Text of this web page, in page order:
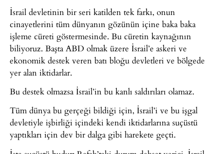
İsrail devletinin bir seri katilden tek farkı, onun
cinayetlerini tüm dünyanın gözünün içine baka baka
işleme cüreti göstermesinde. Bu cüretin kaynağının
biliyoruz. Başta ABD olmak üzere İsrail’e askeri ve
ekonomik destek veren batı bloğu devletleri ve bölgede
yer alan iktidarlar.
Bu destek olmazsa İsrail’in bu kanlı saldırıları olamaz.
Tüm dünya bu gerçeği bildiği için, İsrail’i ve bu işgal
devletiyle işbirliği içindeki kendi iktidarlarına suçüstü
yaptıkları için dev bir dalga gibi harekete geçti.